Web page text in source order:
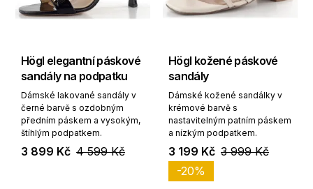
Högl elegantní páskové
sandály na podpatku
Dámské lakované sandály v
černé barvě s ozdobným
předním páskem a vysokým,
štíhlým podpatkem.
3 899 Kč 4 599 Kč
Högl kožené páskové
sandály
Dámské kožené sandálky v
krémové barvě s
nastavitelným patním páskem
a nízkým podpatkem.
3 199 Kč 3 999 Kč
-20%